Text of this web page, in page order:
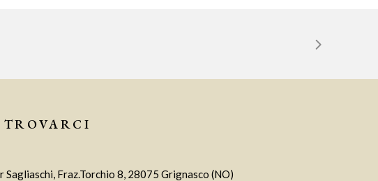
Sagliaschi, Fraz.Torchio 8, 28075 Grignasco (NO)